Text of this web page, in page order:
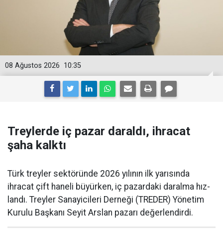
10:35
08 Ağustos 2026
Treylerde iç pazar daraldı, ihracat
şaha kalktı
Türk treyler sektöründe 2026 yılının ilk yarısın­da
ihracat çift haneli bü­yürken, iç pazardaki daralma hız­
landı. Treyler Sanayicileri Der­neği (TREDER) Yönetim
Kurulu Başkanı Seyit Arslan pazarı değerlendirdi.